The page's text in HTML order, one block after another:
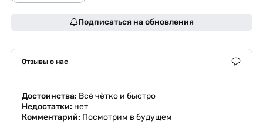
Подписаться на обновления
Отзывы о нас
Достоинства: Всё чётко и быстро
Недостатки: нет
Комментарий: Посмотрим в будущем